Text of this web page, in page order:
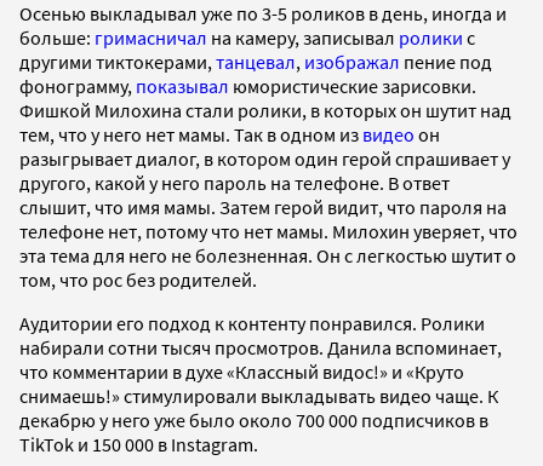
Осенью выкладывал уже по 3-5 роликов в день, иногда и
больше: гримасничал на камеру, записывал ролики с
другими тиктокерами,танцевал, изображал пение под
фонограмму, показывал юмористические зарисовки.
Фишкой Милохина стали ролики, в которых он шутит над
тем, что у него нет мамы. Так в одном из видео он
разыгрывает диалог, в котором один герой спрашивает у
другого, какой у него пароль на телефоне. В ответ
слышит, что имя мамы. Затем герой видит, что пароля на
телефоне нет, потому что нет мамы. Милохин уверяет, что
эта тема для него не болезненная. Он с легкостью шутит о
том, что рос без родителей.
Аудитории его подход к контенту понравился. Ролики
набирали сотни тысяч просмотров. Данила вспоминает,
что комментарии в духе «Классный видос!» и «Круто
снимаешь!» стимулировали выкладывать видео чаще. К
декабрю у него уже было около 700 000 подписчиков в
TikTok и 150 000 в Instagram.